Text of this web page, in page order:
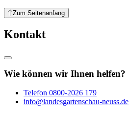
Zum Seitenanfang
Kontakt
Wie können wir Ihnen helfen?
Telefon 0800-2026 179
info@landesgartenschau-neuss.de